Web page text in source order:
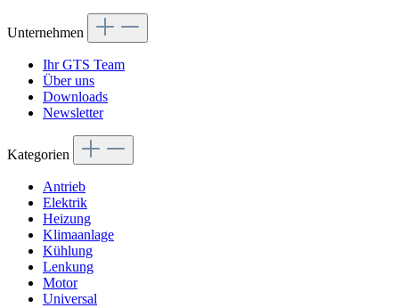
Unternehmen
Ihr GTS Team
Über uns
Downloads
Newsletter
Kategorien
Antrieb
Elektrik
Heizung
Klimaanlage
Kühlung
Lenkung
Motor
Universal